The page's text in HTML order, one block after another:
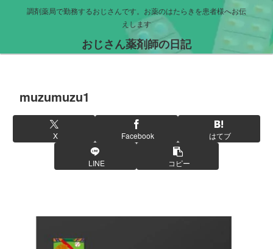
調剤薬局で勤務するおじさんです。お薬のはたらきを患者様へお伝
えします
おじさん薬剤師の日記
muzumuzu1
X Facebook はてブ
LINE コピー